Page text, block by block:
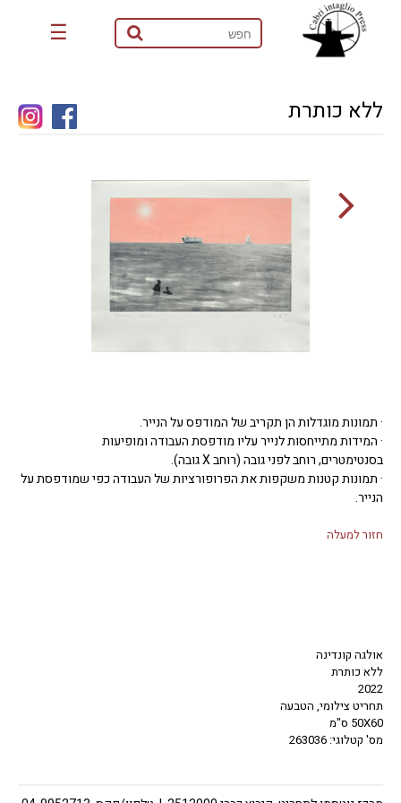
☰
ללא כותרת
· תמונות מוגדלות הן תקריב של המודפס על הנייר.
· המידות מתייחסות לנייר עליו מודפסת העבודה ומופיעות
בסנטימטרים, רוחב לפני גובה (רוחב X גובה).
· תמונות קטנות משקפות את הפרופורציות של העבודה כפי שמודפסת על
הנייר.
חזור למעלה
אולגה קונדינה
ללא כותרת
2022
תחריט צילומי, הטבעה
50X60 ס"מ
מס' קטלוגי: 263036